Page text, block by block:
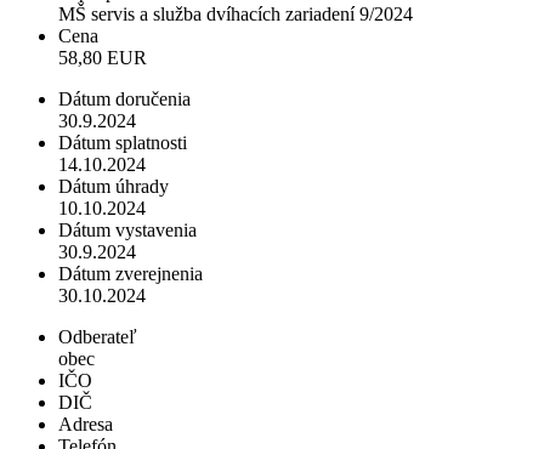
MŠ servis a služba dvíhacích zariadení 9/2024
Cena
58,80 EUR
Dátum doručenia
30.9.2024
Dátum splatnosti
14.10.2024
Dátum úhrady
10.10.2024
Dátum vystavenia
30.9.2024
Dátum zverejnenia
30.10.2024
Odberateľ
obec
IČO
DIČ
Adresa